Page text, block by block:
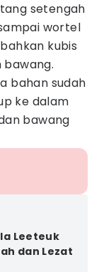
setengah
wortel
kubis
bahan sudah
ke dalam
bawang
Leeteuk
dan Lezat